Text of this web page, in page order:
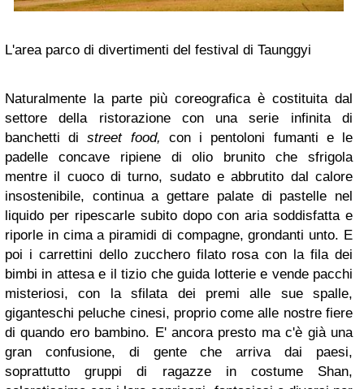
L'area parco di divertimenti del festival di Taunggyi
Naturalmente la parte più coreografica è costituita dal
settore della ristorazione con una serie infinita di
banchetti distreet food, con i pentoloni fumanti e le
padelle concave ripiene di olio brunito che sfrigola
mentre il cuoco di turno, sudato e abbrutito dal calore
insostenibile, continua a gettare palate di pastelle nel
liquido per ripescarle subito dopo con aria soddisfatta e
riporle in cima a piramidi di compagne, grondanti unto. E
poi i carrettini dello zucchero filato rosa con la fila dei
bimbi in attesa e il tizio che guida lotterie e vende pacchi
misteriosi, con la sfilata dei premi alle sue spalle,
giganteschi peluche cinesi, proprio come alle nostre fiere
di quando ero bambino. E' ancora presto ma c'è già una
gran confusione, di gente che arriva dai paesi,
soprattutto gruppi di ragazze in costume Shan,